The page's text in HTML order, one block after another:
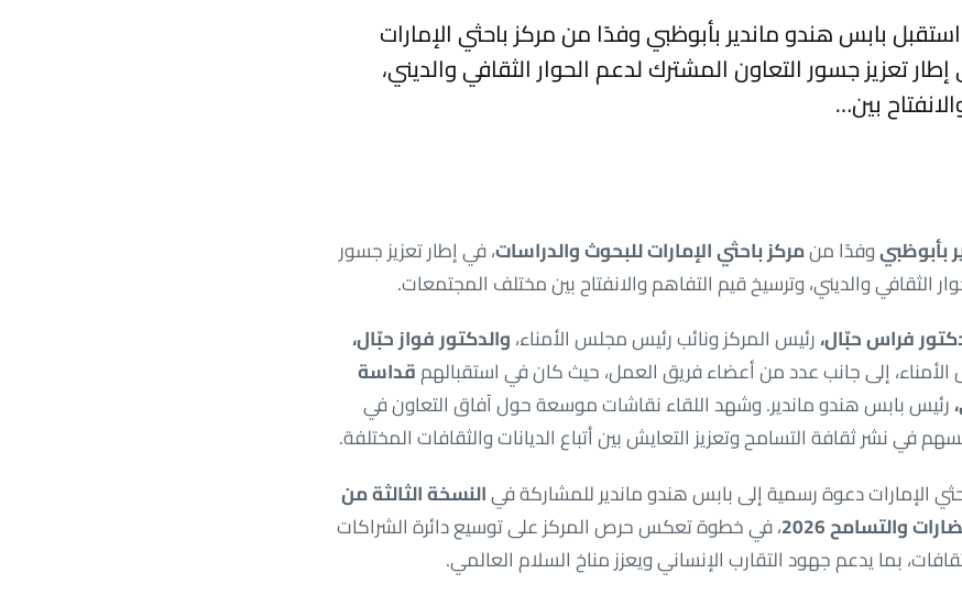
أبوظبي – أبريل 2026 استقبل بابس هندو ماندير بأبوظبي وفدًا من مركز باحثي الإمارات
تعزيز جسور التعاون المشترك لدعم الحوار الثقافي والديني،
بين…
بأبوظبيوفدًا منمركز باحثي الإمارات للبحوث والدراسات، في إطار تعزيز جسور
الثقافي والديني، وترسيخ قيم التفاهم والانفتاح بين مختلف المجتمعات.
فراس حبّال،رئيس المركز ونائب رئيس مجلس الأمناء،والدكتور فواز حبّال،
إلى جانب عدد من أعضاء فريق العمل، حيث كان في استقبالهمقداسة
رئيس بابس هندو ماندير. وشهد اللقاء نقاشات موسعة حول آفاق التعاون في
في نشر ثقافة التسامح وتعزيز التعايش بين أتباع الديانات والثقافات المختلفة.
الإمارات دعوة رسمية إلى بابس هندو ماندير للمشاركة فيالنسخة الثالثة من
والتسامح 2026
، في خطوة تعكس حرص المركز على توسيع دائرة الشراكات
بما يدعم جهود التقارب الإنساني ويعزز مناخ السلام العالمي.